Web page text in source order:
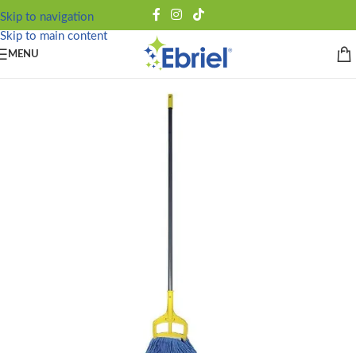
Skip to navigation
Skip to main content
MENU